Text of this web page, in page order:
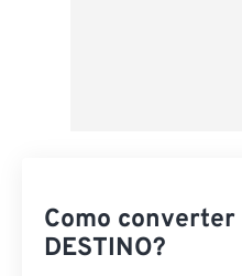
Como converter
DESTINO?